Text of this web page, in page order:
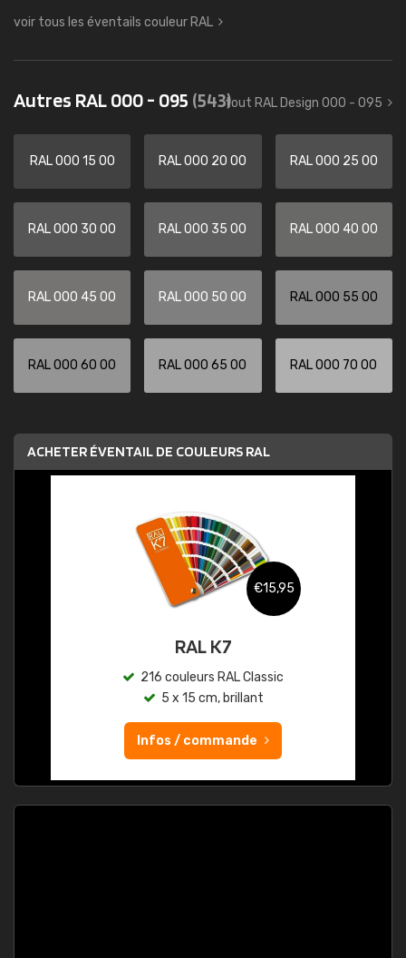
voir tous les éventails couleur RAL
Autres RAL 000 - 095 (543)tout RAL Design 000 - 095
RAL 000 15 00 RAL 000 20 00 RAL 000 25 00
RAL 000 30 00 RAL 000 35 00 RAL 000 40 00
RAL 000 45 00 RAL 000 50 00 RAL 000 55 00
RAL 000 60 00 RAL 000 65 00 RAL 000 70 00
ACHETER ÉVENTAIL DE COULEURS RAL
€15,95
RAL K7
216 couleurs RAL Classic
5 x 15 cm, brillant
Infos / commande